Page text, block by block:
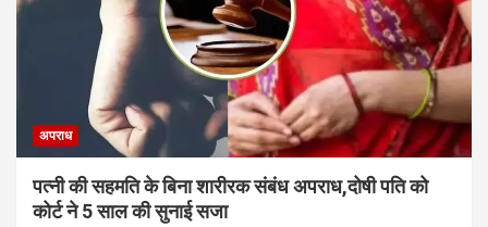
अपराध
पत्नी की सहमति के बिना शारीरक संबंध अपराध,दोषी पति को
कोर्ट ने 5 साल की सुनाई सजा